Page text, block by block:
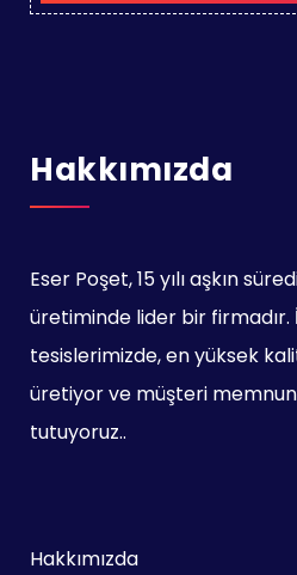
Hakkımızda
Eser Poşet, 15 yılı aşkın
üretiminde lider bir firmadır.
tesislerimizde, en yüksek
üretiyor ve müşteri
tutuyoruz..
Hakkımızda